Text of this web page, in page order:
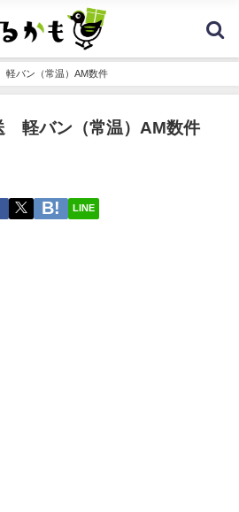
バン（常温）AM数件
軽バン（常温）AM数件
LINE